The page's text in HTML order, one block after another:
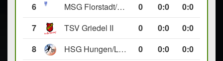
6
MSG Florstadt/Gettenau II 0 0:0
0:0
7
TSV Griedel II 0 0:0
0:0
8
HSG Hungen/Lich II 0 0:0
0:0